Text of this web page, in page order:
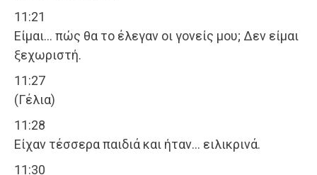
11:21
Είμαι… πώς θα το έλεγαν οι γονείς μου; Δεν είμαι
ξεχωριστή.
11:27
(Γέλια)
11:28
Είχαν τέσσερα παιδιά και ήταν… ειλικρινά.
11:30